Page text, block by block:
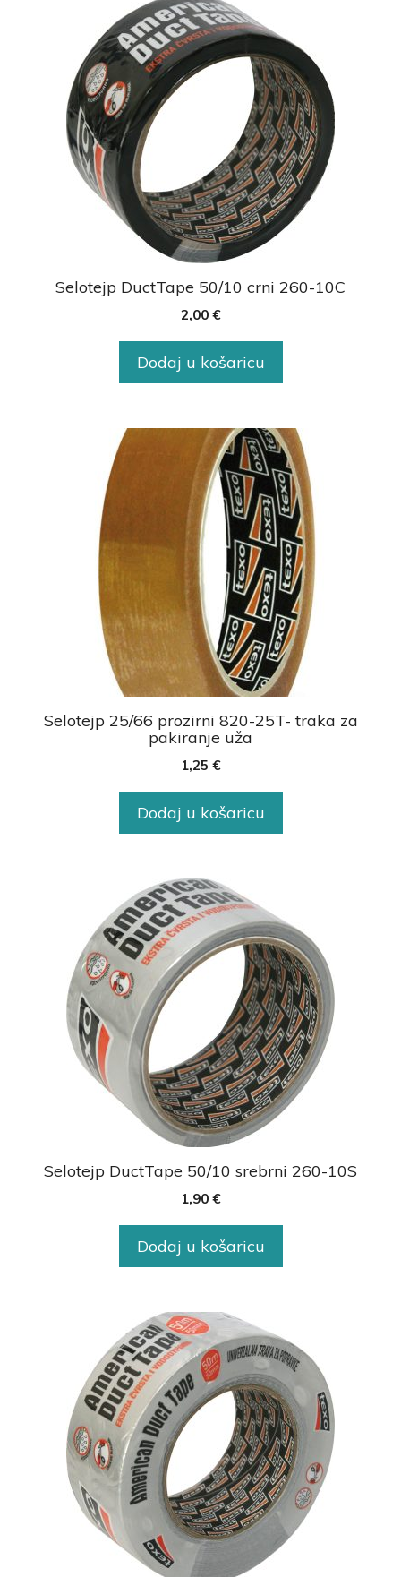
Selotejp DuctTape 50/10 crni 260-10C
2,00 €
Dodaj u košaricu
Selotejp 25/66 prozirni 820-25T- traka za
pakiranje uža
1,25 €
Dodaj u košaricu
Selotejp DuctTape 50/10 srebrni 260-10S
1,90 €
Dodaj u košaricu